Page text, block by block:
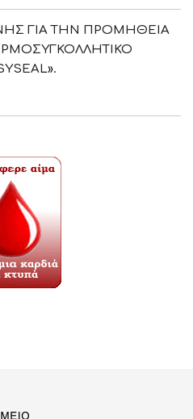
ΓΙΑ ΤΗΝ ΠΡΟΜΗΘΕΙΑ